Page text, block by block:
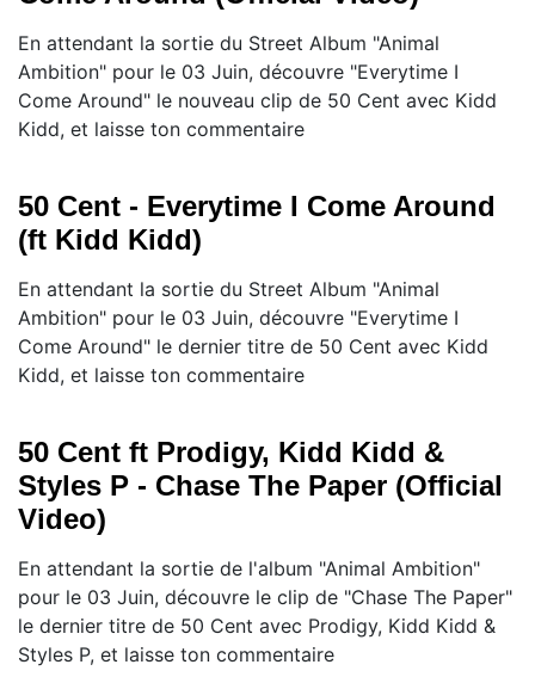
En attendant la sortie du Street Album "Animal
Ambition" pour le 03 Juin, découvre "Everytime I
Come Around" le nouveau clip de 50 Cent avec Kidd
Kidd, et laisse ton commentaire
50 Cent - Everytime I Come Around
(ft Kidd Kidd)
En attendant la sortie du Street Album "Animal
Ambition" pour le 03 Juin, découvre "Everytime I
Come Around" le dernier titre de 50 Cent avec Kidd
Kidd, et laisse ton commentaire
50 Cent ft Prodigy, Kidd Kidd &
Styles P - Chase The Paper (Official
Video)
En attendant la sortie de l'album "Animal Ambition"
pour le 03 Juin, découvre le clip de "Chase The Paper"
le dernier titre de 50 Cent avec Prodigy, Kidd Kidd &
Styles P, et laisse ton commentaire